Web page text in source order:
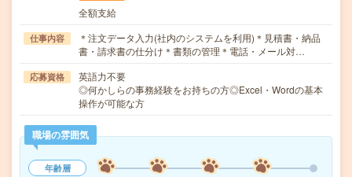
全額支給
仕事内容
＊注文データ入力(社内のシステムを利用)＊見積書・納品
書・請求書の仕分け＊書類の管理＊電話・メール対…
応募資格
英語力不要
◎何かしらの事務経験をお持ちの方◎Excel・Wordの基本
操作が可能な方
職場の雰囲気
年齢層